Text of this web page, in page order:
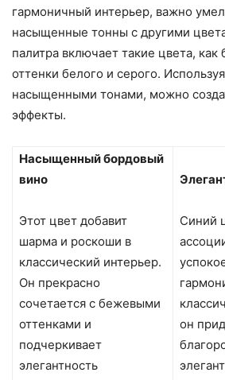
гармоничный интерьер, важно
насыщенные тонны с другими
палитра включает такие цвета,
оттенки белого и серого.
насыщенными тонами, можно
эффекты.
Насыщенный бордовый
вино
Этот цвет добавит
шарма и роскоши в
классический интерьер.
Он прекрасно
сочетается с бежевыми
оттенками и
подчеркивает
элегантность
Синий
он